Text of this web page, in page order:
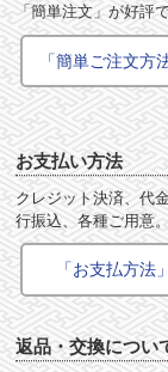
「簡単注文」が好評
「簡単ご注文方
お支払い方法
クレジット決済、代
行振込、各種ご用意。
「お支払方法
返品・交換につい